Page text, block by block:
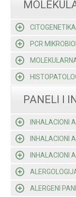
CITOGENETIKA
PCR
PANELI I
INHALACIONI
INHALACIONI
INHALACIONI
ALERGENI